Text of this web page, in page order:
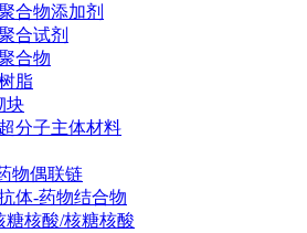
合物添加剂
合试剂
合物
脂
块
超分子主体材料
物偶联链
体-药物结合物
糖核酸/核糖核酸